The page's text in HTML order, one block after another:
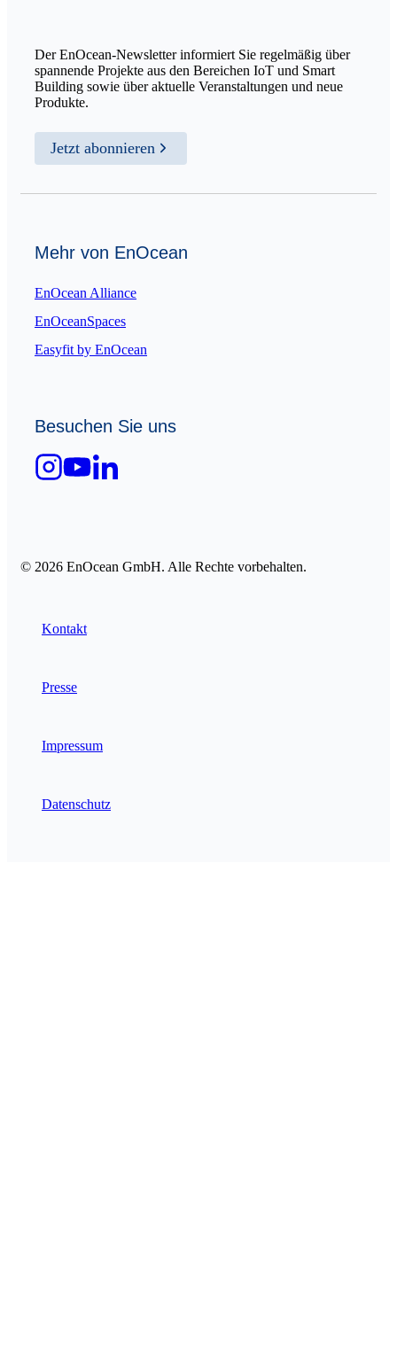
Der EnOcean-Newsletter informiert Sie regelmäßig über
spannende Projekte aus den Bereichen IoT und Smart
Building sowie über aktuelle Veranstaltungen und neue
Produkte.
Jetzt abonnieren
Mehr von EnOcean
EnOcean Alliance
EnOceanSpaces
Easyfit by EnOcean
Besuchen Sie uns
© 2026 EnOcean GmbH. Alle Rechte vorbehalten.
Kontakt
Presse
Impressum
Datenschutz